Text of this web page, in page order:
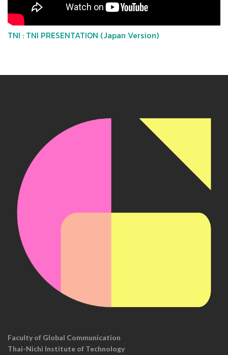
TNI : TNI PRESENTATION (Japan Version)
Faculty of Global Communication
Thai-Nichi Institute of Technology